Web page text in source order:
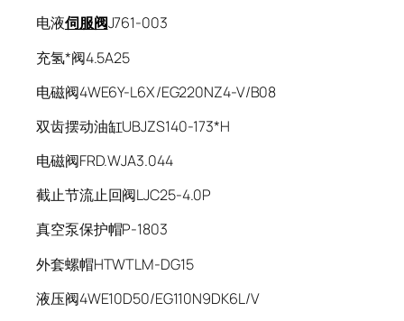
电液伺服阀J761-003
充氢*阀4.5A25
电磁阀4WE6Y-L6X/EG220NZ4-V/B08
双齿摆动油缸UBJZS140-173*H
电磁阀FRD.WJA3.044
截止节流止回阀LJC25-4.0P
真空泵保护帽P-1803
外套螺帽HTWTLM-DG15
液压阀4WE10D50/EG110N9DK6L/V